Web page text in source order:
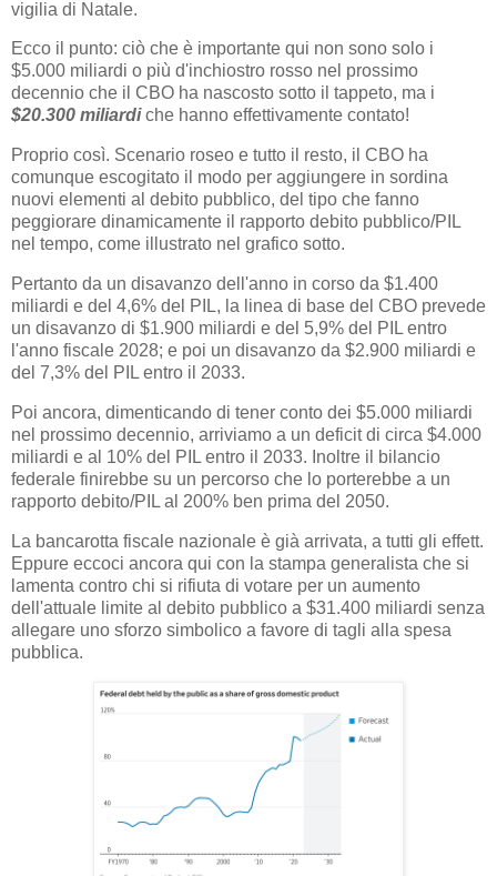
vigilia di Natale.
Ecco il punto: ciò che è importante qui non sono solo i
$5.000 miliardi o più d'inchiostro rosso nel prossimo
decennio che il CBO ha nascosto sotto il tappeto, ma i
$20.300 miliardiche hanno effettivamente contato!
Proprio così. Scenario roseo e tutto il resto, il CBO ha
comunque escogitato il modo per aggiungere in sordina
nuovi elementi al debito pubblico, del tipo che fanno
peggiorare dinamicamente il rapporto debito pubblico/PIL
nel tempo, come illustrato nel grafico sotto.
Pertanto da un disavanzo dell'anno in corso da $1.400
miliardi e del 4,6% del PIL, la linea di base del CBO prevede
un disavanzo di $1.900 miliardi e del 5,9% del PIL entro
l'anno fiscale 2028; e poi un disavanzo da $2.900 miliardi e
del 7,3% del PIL entro il 2033.
Poi ancora, dimenticando di tener conto dei $5.000 miliardi
nel prossimo decennio, arriviamo a un deficit di circa $4.000
miliardi e al 10% del PIL entro il 2033. Inoltre il bilancio
federale finirebbe su un percorso che lo porterebbe a un
rapporto debito/PIL al 200% ben prima del 2050.
La bancarotta fiscale nazionale è già arrivata, a tutti gli effett.
Eppure eccoci ancora qui con la stampa generalista che si
lamenta contro chi si rifiuta di votare per un aumento
dell'attuale limite al debito pubblico a $31.400 miliardi senza
allegare uno sforzo simbolico a favore di tagli alla spesa
pubblica.